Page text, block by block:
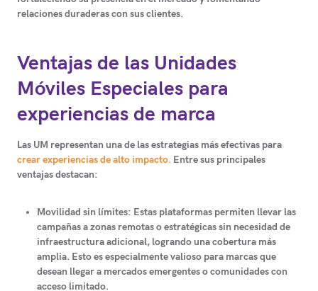
relaciones duraderas con sus clientes.
Ventajas de las Unidades
Móviles Especiales para
experiencias de marca
Las UM representan una de las estrategias más efectivas para
crear experiencias de alto impacto. Entre sus principales
ventajas destacan:
Movilidad sin límites: Estas plataformas permiten llevar las
campañas a zonas remotas o estratégicas sin necesidad de
infraestructura adicional, logrando una cobertura más
amplia. Esto es especialmente valioso para marcas que
desean llegar a mercados emergentes o comunidades con
acceso limitado.